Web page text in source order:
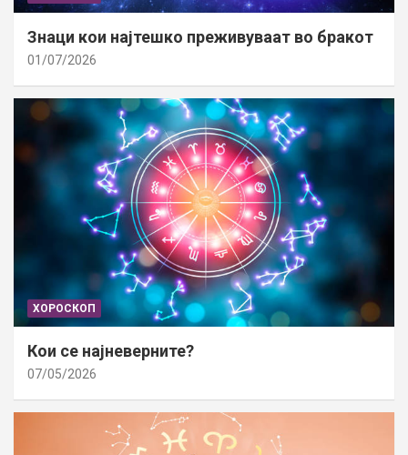
Знаци кои најтешко преживуваат во бракот
01/07/2026
ХОРОСКОП
Кои се најневерните?
07/05/2026